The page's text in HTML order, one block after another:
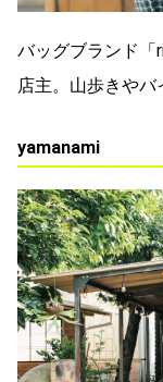
バッグブランド「
店主。山歩きや
yamanami